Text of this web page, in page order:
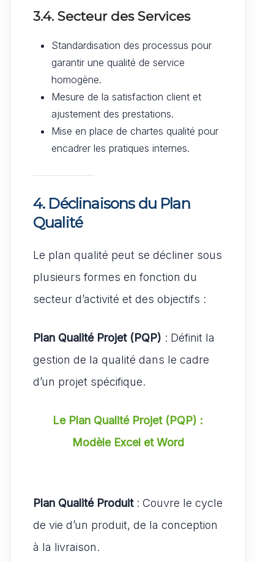
3.4. Secteur des Services
Standardisation des processus pour
garantir une qualité de service
homogène.
Mesure de la satisfaction client et
ajustement des prestations.
Mise en place de chartes qualité pour
encadrer les pratiques internes.
4. Déclinaisons du Plan
Qualité
Le plan qualité peut se décliner sous
plusieurs formes en fonction du
secteur d’activité et des objectifs :
Plan Qualité Projet (PQP) : Définit la
gestion de la qualité dans le cadre
d’un projet spécifique.
Le Plan Qualité Projet (PQP) :
Modèle Excel et Word
Plan Qualité Produit: Couvre le cycle
de vie d’un produit, de la conception
à la livraison.